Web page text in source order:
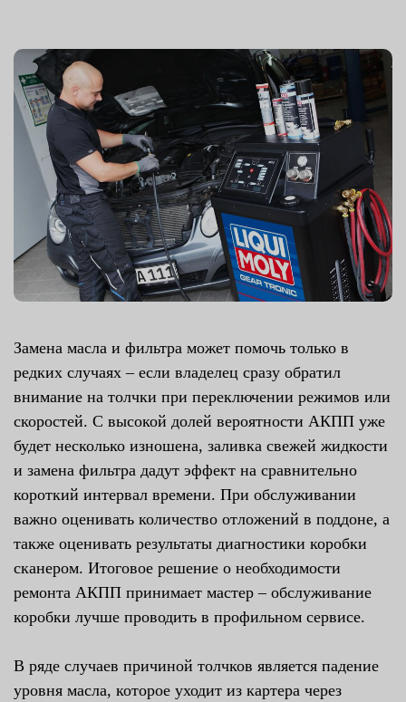
Замена масла и фильтра может помочь только в
редких случаях – если владелец сразу обратил
внимание на толчки при переключении режимов или
скоростей. С высокой долей вероятности АКПП уже
будет несколько изношена, заливка свежей жидкости
и замена фильтра дадут эффект на сравнительно
короткий интервал времени. При обслуживании
важно оценивать количество отложений в поддоне, а
также оценивать результаты диагностики коробки
сканером. Итоговое решение о необходимости
ремонта АКПП принимает мастер – обслуживание
коробки лучше проводить в профильном сервисе.
В ряде случаев причиной толчков является падение
уровня масла, которое уходит из картера через